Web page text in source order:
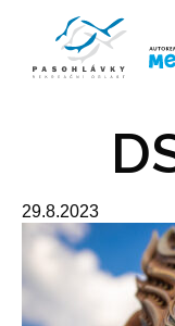
29.8.2023